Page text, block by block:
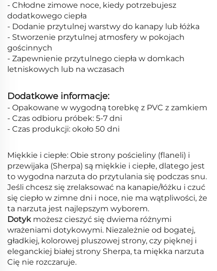
- Chłodne zimowe noce, kiedy potrzebujesz
dodatkowego ciepła
- Dodanie przytulnej warstwy do kanapy lub łóżka
- Stworzenie przytulnej atmosfery w pokojach
gościnnych
- Zapewnienie przytulnego ciepła w domkach
letniskowych lub na wczasach
Dodatkowe informacje:
- Opakowane w wygodną torebkę z PVC z zamkiem
- Czas odbioru próbek: 5-7 dni
- Czas produkcji: około 50 dni
Miękkie i ciepłe: Obie strony pościeliny (flaneli) i
przewijaka (Sherpa) są miękkie i ciepłe, dlatego jest
to wygodna narzuta do przytulania się podczas snu.
Jeśli chcesz się zrelaksować na kanapie/łóżku i czuć
się ciepło w zimne dni i noce, nie ma wątpliwości, że
ta narzuta jest najlepszym wyborem.
Dotyk możesz cieszyć się dwiema różnymi
wrażeniami dotykowymi. Niezależnie od bogatej,
gładkiej, kolorowej pluszowej strony, czy pięknej i
eleganckiej białej strony Sherpa, ta miękka narzuta
Cię nie rozczaruje.